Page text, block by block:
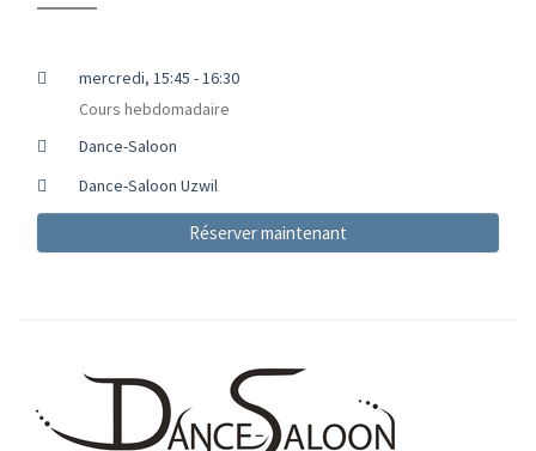
mercredi, 15:45 - 16:30
Cours hebdomadaire
Dance-Saloon
Dance-Saloon Uzwil
Réserver maintenant